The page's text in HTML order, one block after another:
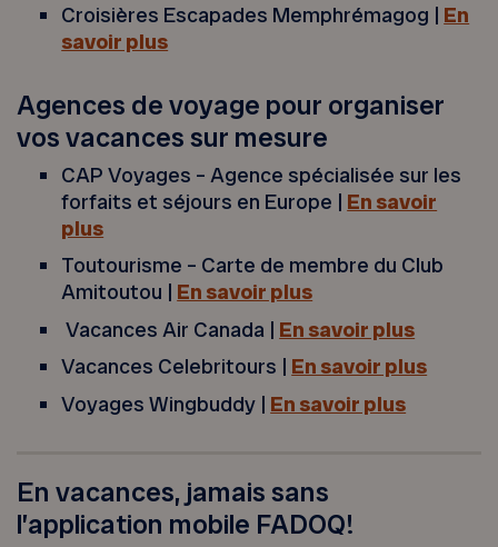
Croisières Escapades Memphrémagog | En
savoir plus
Agences de voyage pour organiser
vos vacances sur mesure
CAP Voyages – Agence spécialisée sur les
forfaits et séjours en Europe | En savoir
plus
Toutourisme – Carte de membre du Club
Amitoutou | En savoir plus
Vacances Air Canada | En savoir plus
Vacances Celebritours | En savoir plus
Voyages Wingbuddy | En savoir plus
En vacances, jamais sans
l’application mobile FADOQ!